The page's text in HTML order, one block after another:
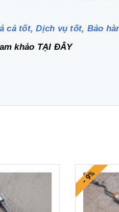
cả tốt, Dịch vụ tốt, Bảo
khảo TẠI ĐÂY
- 9%